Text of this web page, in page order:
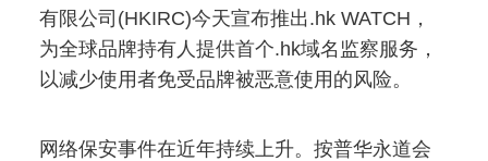
有限公司(HKIRC)今天宣布推出.hk WATCH，
为全球品牌持有人提供首个.hk域名监察服务，
以减少使用者免受品牌被恶意使用的风险。
网络保安事件在近年持续上升。按普华永道会